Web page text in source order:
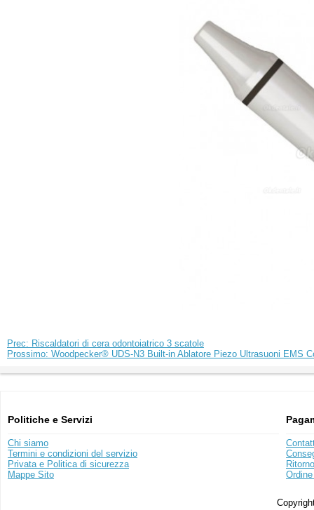
Prec: Riscaldatori di cera odontoiatrico 3 scatole
Prossimo: Woodpecker® UDS-N3 Built-in Ablatore Piezo Ultrasuoni EMS
Politiche e Servizi
Chi siamo
Termini e condizioni del servizio
Privata e Politica di sicurezza
Mappe Sito